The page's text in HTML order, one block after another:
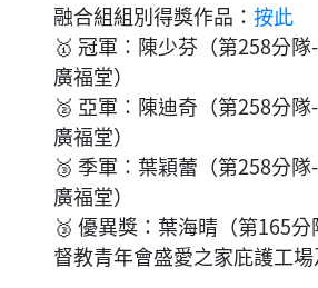
融合組組別得獎作品： 按此
🥇 冠軍：陳少芬（第258分
廣福堂）
🥈 亞軍：陳迪奇（第258分
廣福堂）
🥉 季軍：葉穎蕾（第258分
廣福堂）
🥉 優異獎：葉海晴（第165
督教青年會盛愛之家庇護工場